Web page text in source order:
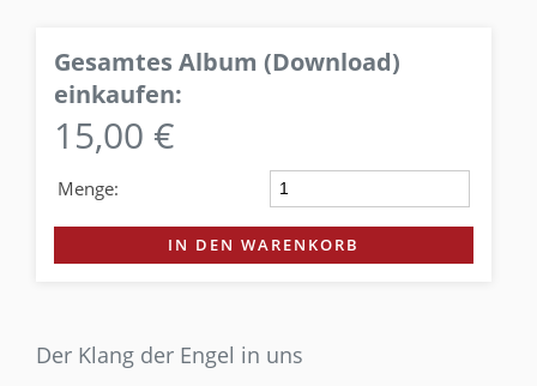
Gesamtes Album (Download)
einkaufen:
15,00 €
Menge:
IN DEN WARENKORB
Der Klang der Engel in uns